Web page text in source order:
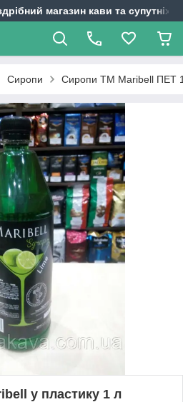
магазин кави та супутніх
Сиропи Сиропи ТМ Maribell ПЕТ
у пластику 1 л